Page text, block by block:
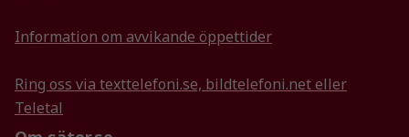
Information om avvikande öppettider
Ring oss via texttelefoni.se, bildtelefoni.net eller
Teletal
Upplevelse
hemsida ska